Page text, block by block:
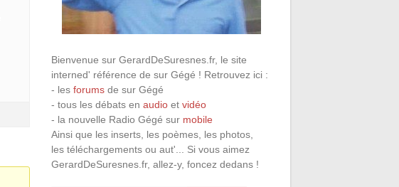
Bienvenue sur GerardDeSuresnes.fr, le site
interned' référence de sur Gégé ! Retrouvez ici :
- lesforums de sur Gégé
- tous les débats enaudio etvidéo
- la nouvelle Radio Gégé sur mobile
Ainsi que les inserts, les poèmes, les photos,
les téléchargements ou aut'... Si vous aimez
GerardDeSuresnes.fr, allez-y, foncez dedans !